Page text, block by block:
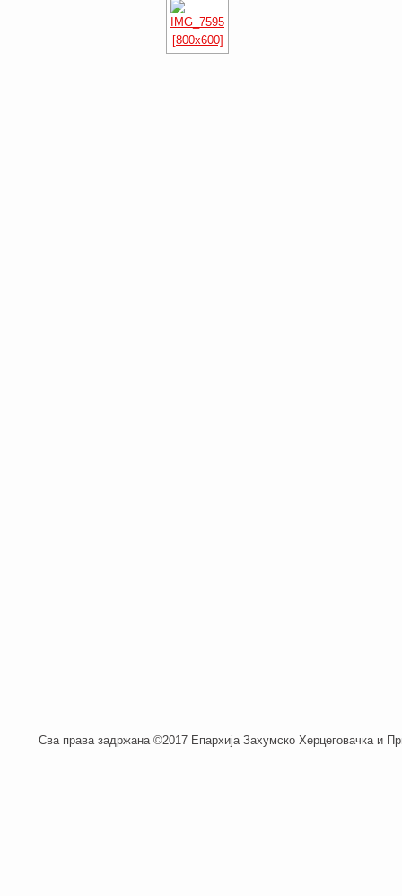
Сва права задржана ©2017 Епархија Захумско Херцеговачка и